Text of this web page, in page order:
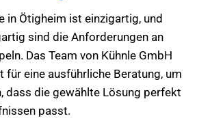
in Ötigheim ist einzigartig, und
sind die Anforderungen an
Das Team von Kühnle GmbH
für eine ausführliche Beratung, um
dass die gewählte Lösung perfekt
passt.